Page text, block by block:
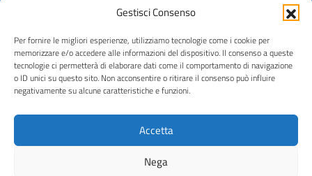
Gestisci Consenso
Per fornire le migliori esperienze, utilizziamo tecnologie come i cookie per
memorizzare e/o accedere alle informazioni del dispositivo. Il consenso a queste
tecnologie ci permetterà di elaborare dati come il comportamento di navigazione
o ID unici su questo sito. Non acconsentire o ritirare il consenso può influire
negativamente su alcune caratteristiche e funzioni.
Accetta
Nega
Copyright © 2021 - 2026
Useful Links Section
| Realizzato da